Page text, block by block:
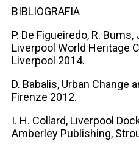
BIBLIOGRAFIA
P. De Figueiredo, R.
Liverpool World Heritage
Liverpool 2014.
D. Babalis, Urban Change
Firenze 2012.
I. H. Collard, Liverpool
Amberley Publishing,